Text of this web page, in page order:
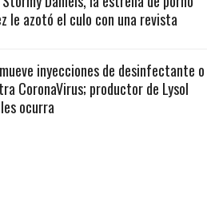
le azotó el culo con una revista
inyecciones de desinfectante o
CoronaVirus; productor de Lysol
ocurra